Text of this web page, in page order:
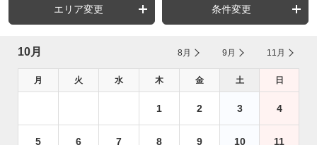
エリア変更 条件変更
10月 8月 9月 11月
月 火 水 木 金 土 日
1 2 3 4
5 6 7 8 9 10 11